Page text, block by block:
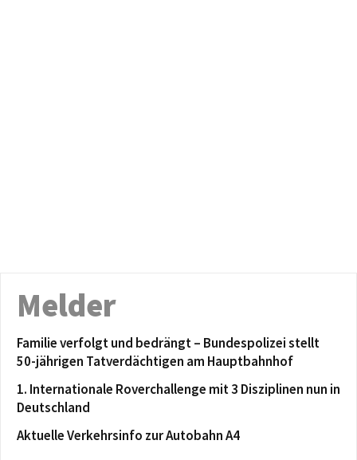
Melder
Familie verfolgt und bedrängt – Bundespolizei stellt
50-jährigen Tatverdächtigen am Hauptbahnhof
1. Internationale Roverchallenge mit 3 Disziplinen nun in
Deutschland
Aktuelle Verkehrsinfo zur Autobahn A4